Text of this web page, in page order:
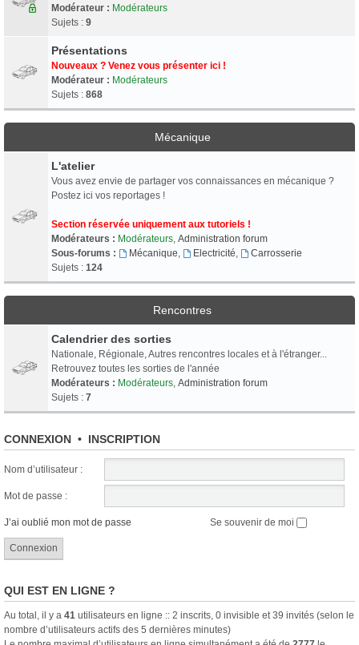
Modérateur : Modérateurs
Sujets : 9
Présentations
Nouveaux ? Venez vous présenter ici !
Modérateur : Modérateurs
Sujets : 868
Mécanique
L'atelier
Vous avez envie de partager vos connaissances en mécanique ?
Postez ici vos reportages !
Section réservée uniquement aux tutoriels !
Modérateurs : Modérateurs, Administration forum
Sous-forums :
Mécanique, Electricité,
Carrosserie
Sujets : 124
Rencontres
Calendrier des sorties
Nationale, Régionale, Autres rencontres locales et à l'étranger...
Retrouvez toutes les sorties de l'année
Modérateurs : Modérateurs, Administration forum
Sujets : 7
CONNEXION • INSCRIPTION
Nom d’utilisateur :
Mot de passe :
J’ai oublié mon mot de passe Se souvenir de moi
QUI EST EN LIGNE ?
Au total, il y a 41 utilisateurs en ligne :: 2 inscrits, 0 invisible et 39 invités (selon le
nombre d’utilisateurs actifs des 5 dernières minutes)